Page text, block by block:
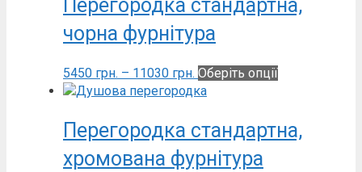
Перегородка стандартна,
чорна фурнітура
5450 грн. – 11030 грн. Діапазон
цін:
5450
грн.
до
Оберіть опціїЦей
кілька
варіантів.
Перегородка стандартна,
хромована фурнітура